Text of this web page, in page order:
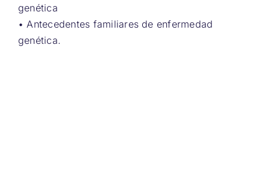
genética
• Antecedentes familiares de enfermedad
genética.